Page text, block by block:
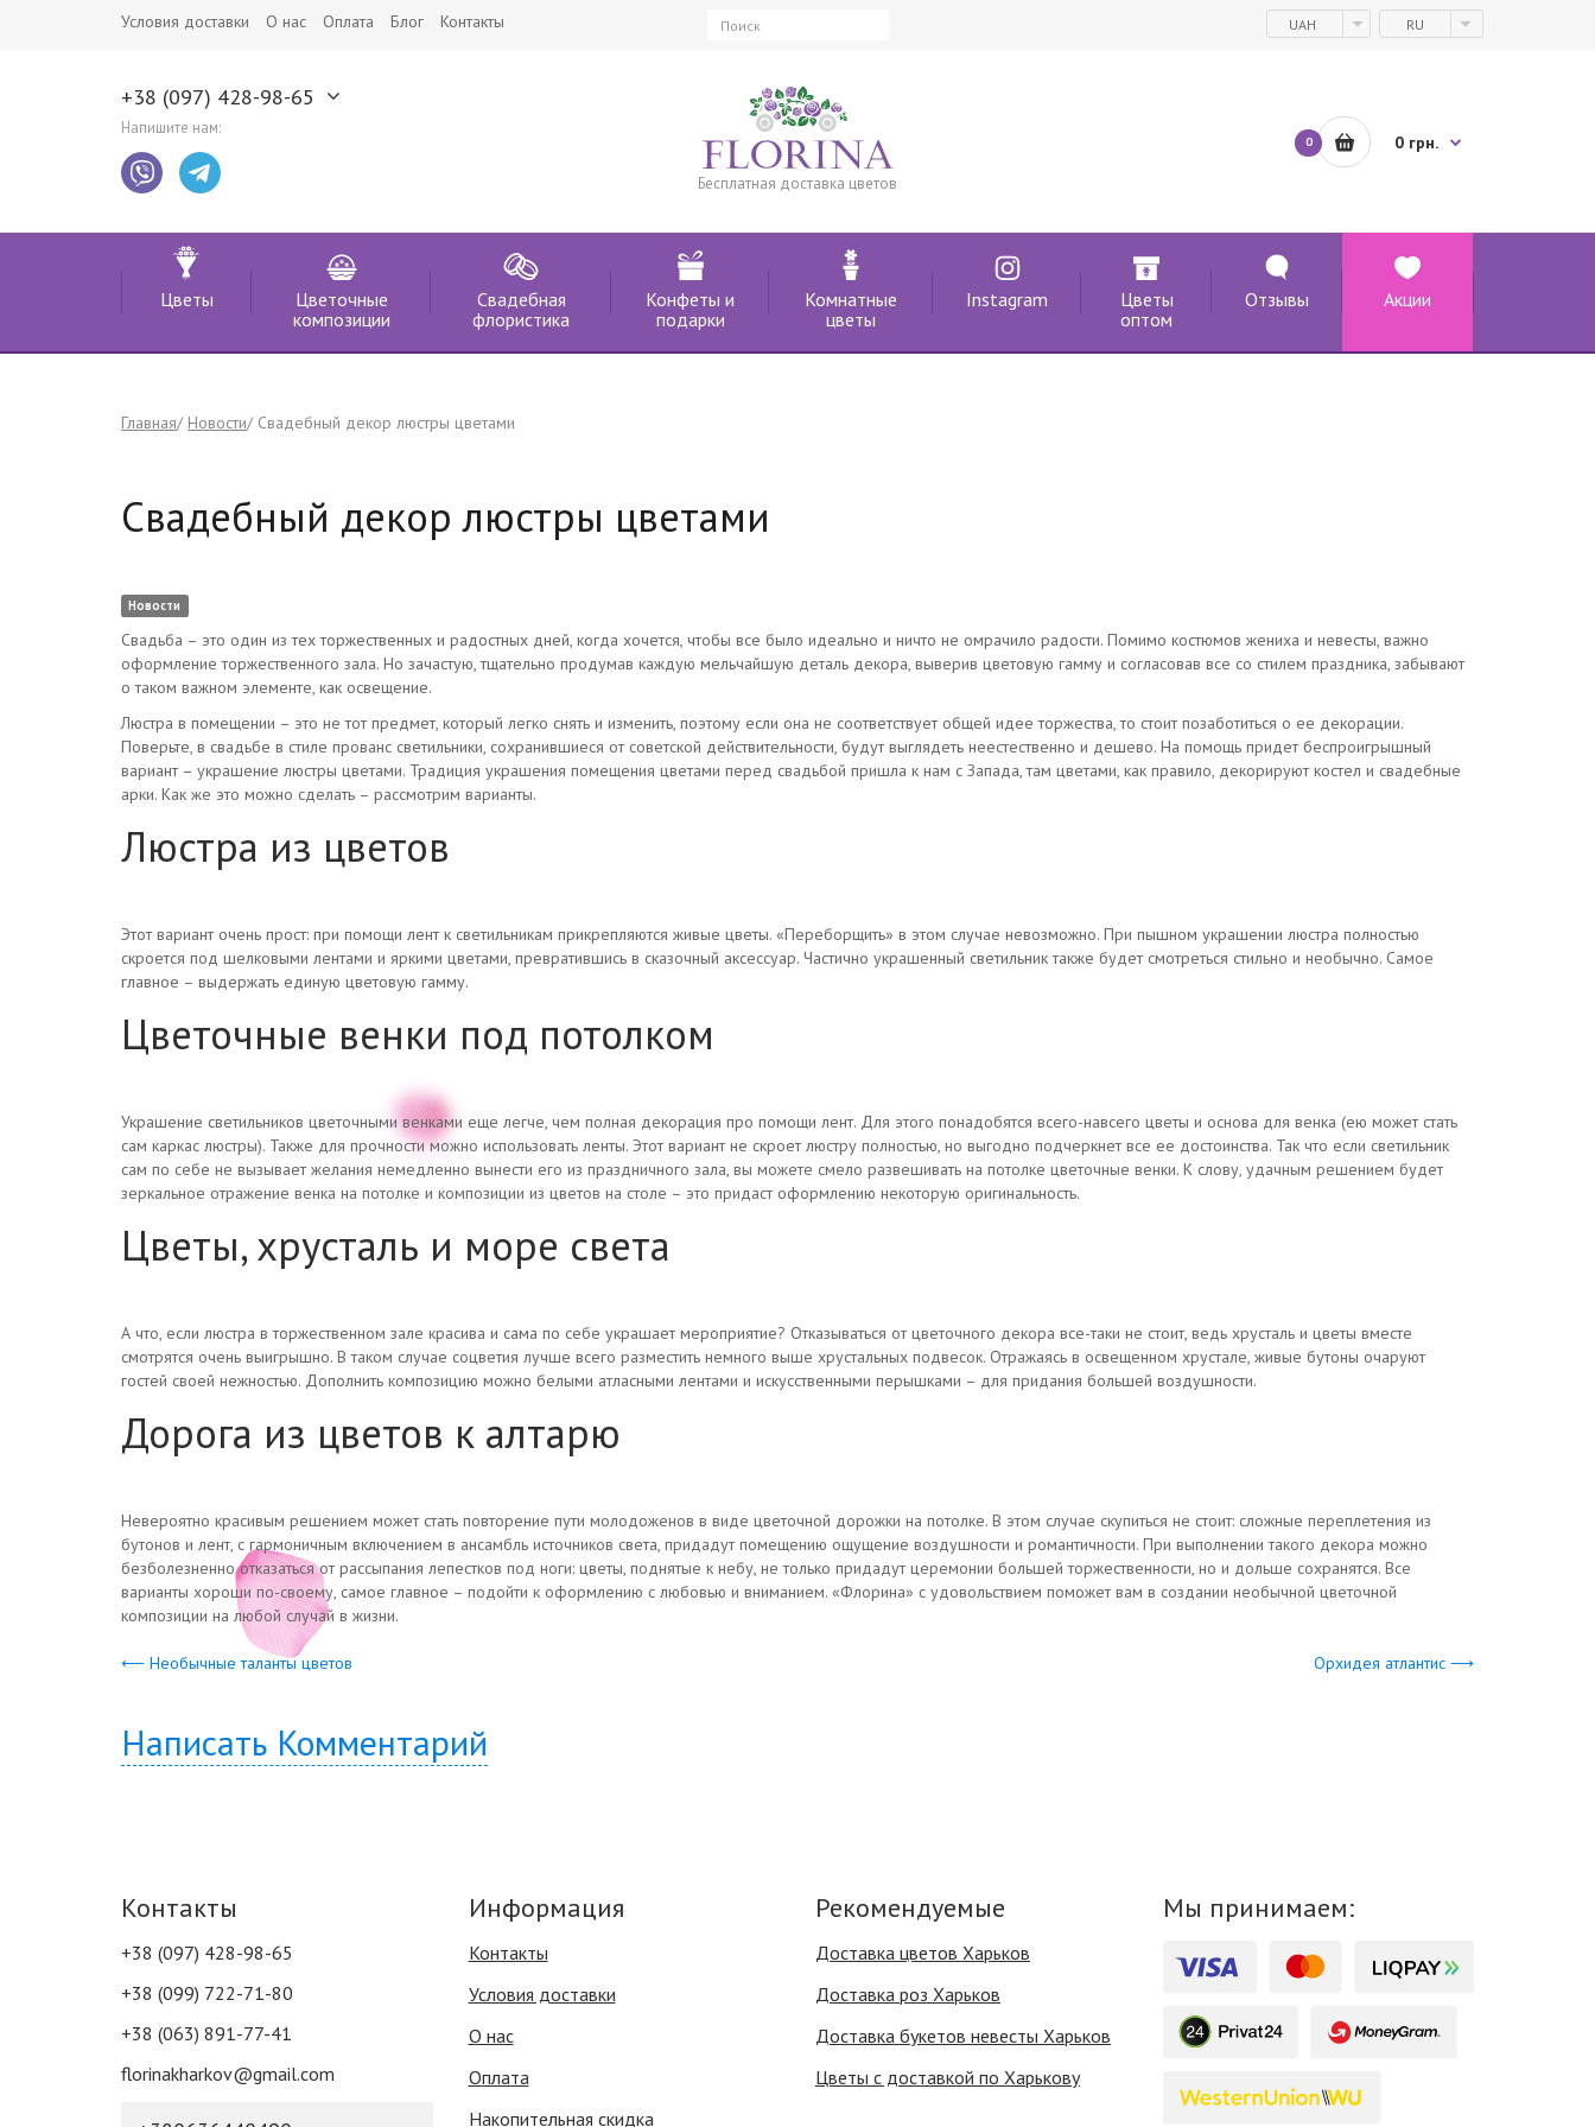
Условия доставки О нас Оплата Блог Контакты UAH RU
+38 (097) 428-98-65
Напишите нам:
Бесплатная доставка цветов
0 0 грн.
Цветы
Цветочные
композиции
Свадебная
флористика
Конфеты и
подарки
Комнатные
цветы
Instagram
Цветы
оптом
Отзывы Акции
Главная Новости Свадебный декор люстры цветами
Свадебный декор люстры цветами
Новости
Свадьба – это один из тех торжественных и радостных дней, когда хочется, чтобы все было идеально и ничто не омрачило радости. Помимо костюмов жениха и невесты, важно
оформление торжественного зала. Но зачастую, тщательно продумав каждую мельчайшую деталь декора, выверив цветовую гамму и согласовав все со стилем праздника, забывают
о таком важном элементе, как освещение.
Люстра в помещении – это не тот предмет, который легко снять и изменить, поэтому если она не соответствует общей идее торжества, то стоит позаботиться о ее декорации.
Поверьте, в свадьбе в стиле прованс светильники, сохранившиеся от советской действительности, будут выглядеть неестественно и дешево. На помощь придет беспроигрышный
вариант – украшение люстры цветами. Традиция украшения помещения цветами перед свадьбой пришла к нам с Запада, там цветами, как правило, декорируют костел и свадебные
арки. Как же это можно сделать – рассмотрим варианты.
Люстра из цветов
Этот вариант очень прост: при помощи лент к светильникам прикрепляются живые цветы. «Переборщить» в этом случае невозможно. При пышном украшении люстра полностью
скроется под шелковыми лентами и яркими цветами, превратившись в сказочный аксессуар. Частично украшенный светильник также будет смотреться стильно и необычно. Самое
главное – выдержать единую цветовую гамму.
Цветочные венки под потолком
Украшение светильников цветочными венками еще легче, чем полная декорация про помощи лент. Для этого понадобятся всего-навсего цветы и основа для венка (ею может стать
сам каркас люстры). Также для прочности можно использовать ленты. Этот вариант не скроет люстру полностью, но выгодно подчеркнет все ее достоинства. Так что если светильник
сам по себе не вызывает желания немедленно вынести его из праздничного зала, вы можете смело развешивать на потолке цветочные венки. К слову, удачным решением будет
зеркальное отражение венка на потолке и композиции из цветов на столе – это придаст оформлению некоторую оригинальность.
Цветы, хрусталь и море света
А что, если люстра в торжественном зале красива и сама по себе украшает мероприятие? Отказываться от цветочного декора все-таки не стоит, ведь хрусталь и цветы вместе
смотрятся очень выигрышно. В таком случае соцветия лучше всего разместить немного выше хрустальных подвесок. Отражаясь в освещенном хрустале, живые бутоны очаруют
гостей своей нежностью. Дополнить композицию можно белыми атласными лентами и искусственными перышками – для придания большей воздушности.
Дорога из цветов к алтарю
Невероятно красивым решением может стать повторение пути молодоженов в виде цветочной дорожки на потолке. В этом случае скупиться не стоит: сложные переплетения из
бутонов и лент, с гармоничным включением в ансамбль источников света, придадут помещению ощущение воздушности и романтичности. При выполнении такого декора можно
безболезненно отказаться от рассыпания лепестков под ноги: цветы, поднятые к небу, не только придадут церемонии большей торжественности, но и дольше сохранятся. Все
варианты хороши по-своему, самое главное – подойти к оформлению с любовью и вниманием. «Флорина» с удовольствием поможет вам в создании необычной цветочной
композиции на любой случай в жизни.
⟵ Необычные таланты цветов Орхидея атлантис ⟶
Написать Комментарий
Контакты
+38 (097) 428-98-65
+38 (099) 722-71-80
+38 (063) 891-77-41
florinakharkov@gmail.com
Информация
Контакты
Условия доставки
О нас
Оплата
Накопительная скидка
Рекомендуемые
Доставка цветов Харьков
Доставка роз Харьков
Доставка букетов невесты Харьков
Цветы с доставкой по Харькову
Мы принимаем: